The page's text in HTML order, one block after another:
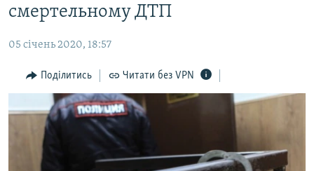
до
основної
Перейти
до
пошуку
БЛОГИ
ПОГЛЯД
ІНТЕРВ'Ю
ВСЕ ЗА ДЕНЬ
СПЕЦПРОЕКТИ
смертельному ДТП
05 січень 2020, 18:57
Поділитись Читати без VPN